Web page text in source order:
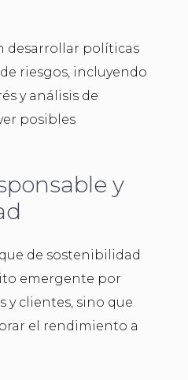
desarrollar políticas
riesgos, incluyendo
y análisis de
posibles
y
de sostenibilidad
emergente por
y clientes, sino que
el rendimiento a